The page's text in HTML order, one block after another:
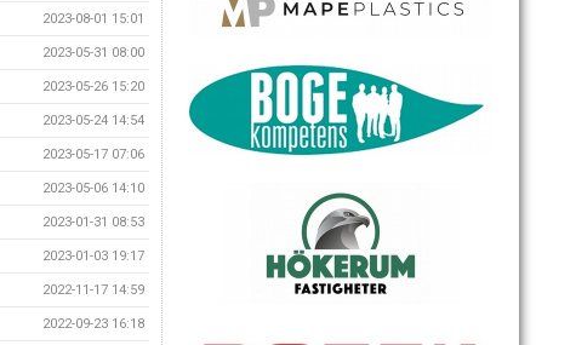
2023-08-01 15:01
2023-05-31 08:00
2023-05-26 15:20
2023-05-24 14:54
2023-05-17 07:06
2023-05-06 14:10
2023-01-31 08:53
2023-01-03 19:17
2022-11-17 14:59
2022-09-23 16:18